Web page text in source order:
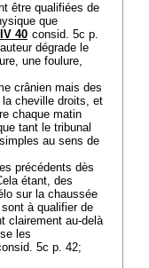
être qualifiées de
que
40 consid. 5c p.
dégrade le
une foulure,
crânien mais des
cheville droits, et
chaque matin
tant le tribunal
au sens de
précédents dès
étant, des
sur la chaussée
à qualifier de
clairement au-delà
les
5c p. 42;